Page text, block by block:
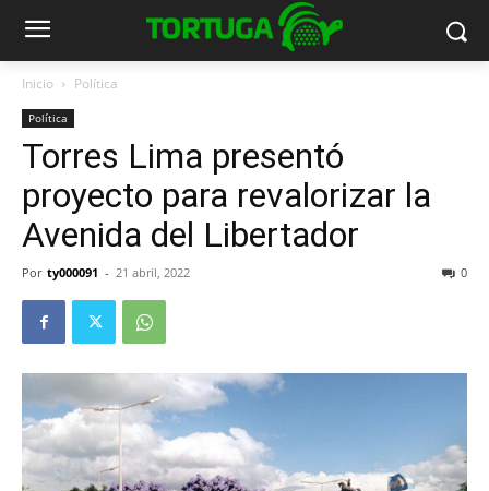
Inicio Política
Política
Torres Lima presentó
proyecto para revalorizar la
Avenida del Libertador
Por ty000091 - 21 abril, 2022 0